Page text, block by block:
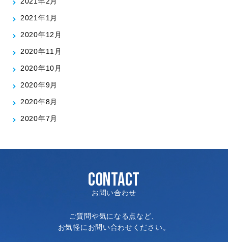
2021年1月
2020年12月
2020年11月
2020年10月
2020年9月
2020年8月
2020年7月
CONTACT
お問い合わせ
ご質問や気になる点など、
お気軽にお問い合わせください。